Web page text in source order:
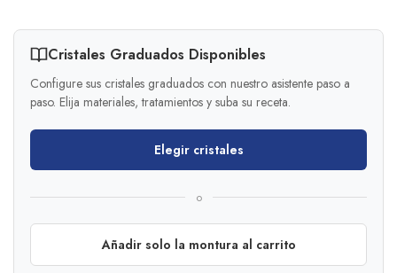
Cristales Graduados Disponibles
Configure sus cristales graduados con nuestro asistente paso a
paso. Elija materiales, tratamientos y suba su receta.
Elegir cristales
o
Añadir solo la montura al carrito